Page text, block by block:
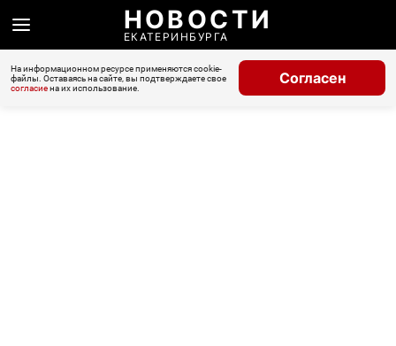
НОВОСТИ
ЕКАТЕРИНБУРГА
На информационном ресурсе применяются cookie-
файлы. Оставаясь на сайте, вы подтверждаете свое
согласиена их использование.
Согласен